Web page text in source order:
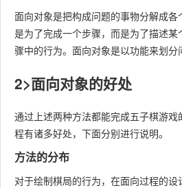
面向对象是把构成问题的事物分解成
是为了完成一个步骤，而是为了描述
骤中的行为。面向对象是以功能来划分
2>面向对象的好处
通过上述两种方法都能完成五子棋游
程有诸多好处，下面分别进行说明。
方法的分布
对于绘制棋局的行为，在面向过程的设